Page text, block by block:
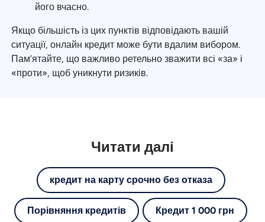
його вчасно.
Якщо більшість із цих пунктів відповідають вашій
ситуації, онлайн кредит може бути вдалим вибором.
Пам’ятайте, що важливо ретельно зважити всі «за» і
«проти», щоб уникнути ризиків.
Читати далі
кредит на карту срочно без отказа
Порівняння кредитів Кредит 1 000 грн